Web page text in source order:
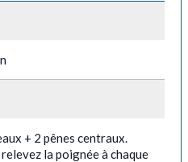
+ 2 pênes centraux.
la poignée à chaque